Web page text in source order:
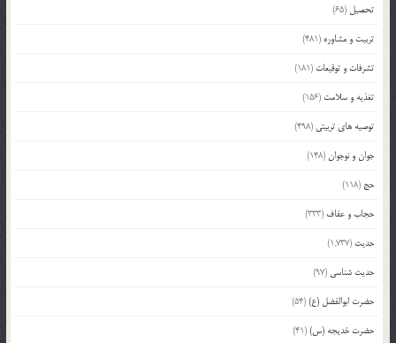
تحصیل (65)
تربیت و مشاوره (481)
تشرفات و توقیعات (181)
تغذیه و سلامت (156)
توصیه های تربیتی (498)
جوان و نوجوان(148)
حج (118)
حجاب و عفاف (333)
حدیث (1,737)
حدیث شناسی (97)
حضرت ابوالفضل (ع)(54)
حضرت خدیجه (س)(41)